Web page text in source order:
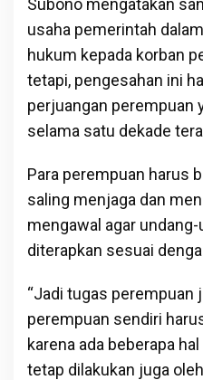
Subono mengatakan
usaha pemerintah
hukum kepada korban
tetapi, pengesahan ini
perjuangan perempuan
selama satu dekade
Para perempuan harus
saling menjaga dan
mengawal agar
diterapkan sesuai
“Jadi tugas perempuan
perempuan sendiri
karena ada beberapa
tetap dilakukan juga